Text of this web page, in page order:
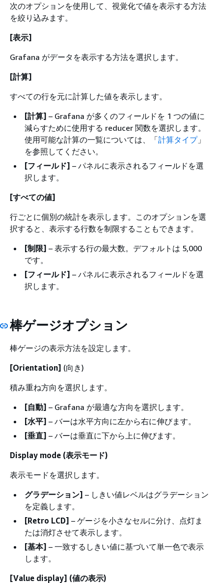
次のオプションを使用して、視覚化で値を表示する方法
を絞り込みます。
[表示]
Grafana がデータを表示する方法を選択します。
[計算]
すべての行を元に計算した値を表示します。
[計算] – Grafana が多くのフィールドを 1 つの値に
減らすために使用する reducer 関数を選択します。
使用可能な計算の一覧については、「計算タイプ」
を参照してください。
[フィールド] – パネルに表示されるフィールドを選
択します。
[すべての値]
行ごとに個別の統計を表示します。このオプションを選
択すると、表示する行数を制限することもできます。
[制限] – 表示する行の最大数。デフォルトは 5,000
です。
[フィールド] – パネルに表示されるフィールドを選
択します。
棒ゲージオプション
棒ゲージの表示方法を設定します。
[Orientation] (向き)
積み重ね方向を選択します。
[自動] – Grafana が最適な方向を選択します。
[水平] – バーは水平方向に左から右に伸びます。
[垂直] – バーは垂直に下から上に伸びます。
Display mode (表示モード)
表示モードを選択します。
グラデーション] – しきい値レベルはグラデーション
を定義します。
[Retro LCD] – ゲージを小さなセルに分け、点灯ま
たは消灯させて表示します。
[基本] – 一致するしきい値に基づいて単一色で表示
します。
[Value display] (値の表示)